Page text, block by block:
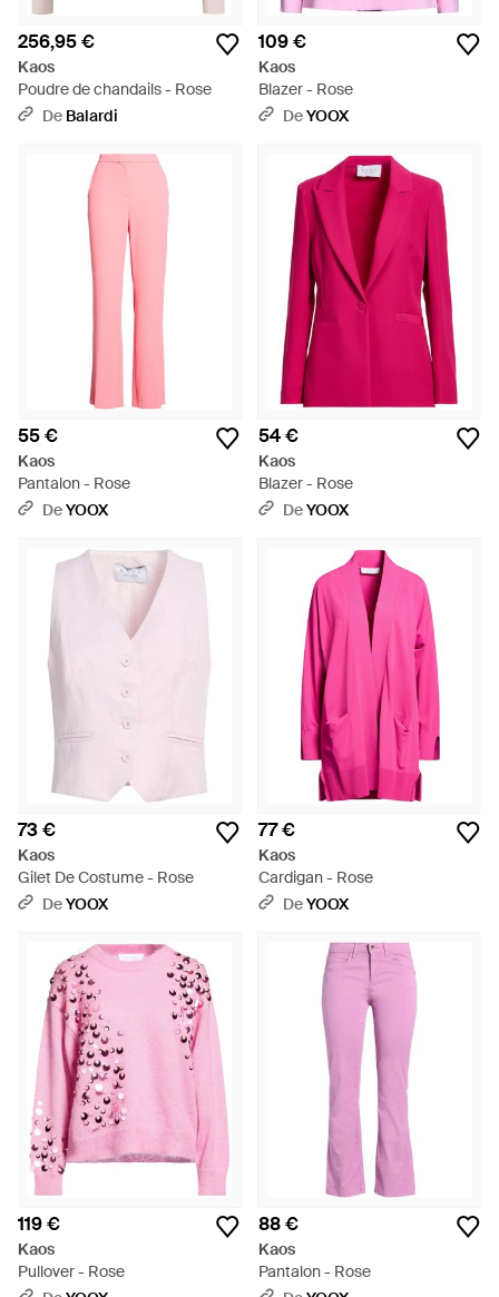
256,95 €
Kaos
Poudre de chandails - Rose
De Balardi
109 €
Kaos
Blazer - Rose
DeYOOX
55 €
Kaos
Pantalon - Rose
DeYOOX
54 €
Kaos
Blazer - Rose
DeYOOX
73 €
Kaos
Gilet De Costume - Rose
DeYOOX
77 €
Kaos
Cardigan - Rose
DeYOOX
119 €
Kaos
Pullover - Rose
88 €
Kaos
Pantalon - Rose